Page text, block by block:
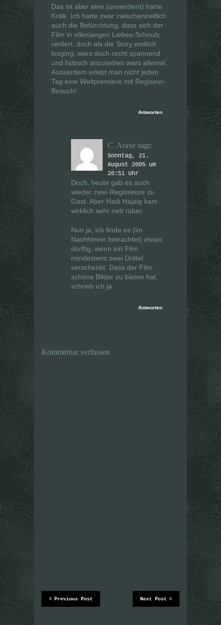
e
ö
f
n
e
)
e
ö
f
f
n
e
)
Das ist aber eine (unverdient) harte
Kritik. Ich hatte zwar zwischenzeitlich
auch die Befürchtung, dass sich der
Film in ellenlangen Liebes-Schnulz
verliert, doch als die Story endlich
losging, wars doch recht spannend
und hübsch anzusehen wars allemal.
Ausserdem erlebt man nicht jeden
Tag eine Weltpremiere mit Regiseur-
Besuch!
Antworten
C. Araxe sagt:
Sonntag, 21.
August 2005 um
20:51 Uhr
Doch, heute gab es auch
wieder zwei Regisseure zu
Gast. Aber Hadi Hajaig kam
wirklich sehr nett rüber.
Nun ja, ich finde es (im
Nachhinein betrachtet) etwas
dürftig, wenn ein Film
mindestens zwei Drittel
verschenkt. Dass der Film
schöne Bilder zu bieten hat,
schrieb ich ja.
Antworten
Kommentar verfassen
Next Post
Previous Post